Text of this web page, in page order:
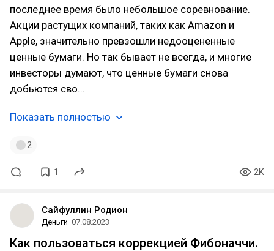
последнее время было небольшое соревнование.
Акции растущих компаний, таких как Amazon и
Apple, значительно превзошли недооцененные
ценные бумаги. Но так бывает не всегда, и многие
инвесторы думают, что ценные бумаги снова
добьются сво…
Показать полностью
2
1 2K
Сайфуллин Родион
Деньги 07.08.2023
Как пользоваться коррекцией Фибоначчи.